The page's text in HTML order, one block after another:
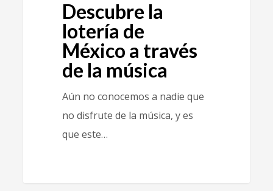
Descubre la
lotería de
México a través
de la música
Aún no conocemos a nadie que
no disfrute de la música, y es
que este…